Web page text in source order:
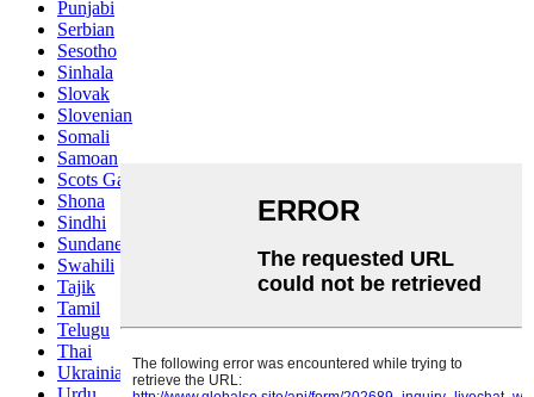
Punjabi
Serbian
Sesotho
Sinhala
Slovak
Slovenian
Somali
Samoan
Scots Gaelic
Shona
Sindhi
Sundanese
Swahili
Tajik
Tamil
Telugu
Thai
Ukrainian